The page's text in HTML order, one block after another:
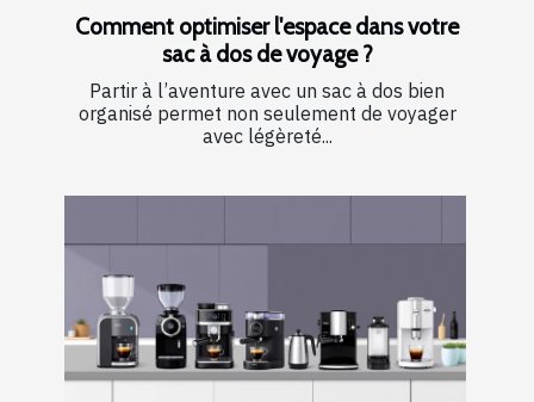
Comment optimiser l'espace dans votre
sac à dos de voyage ?
Partir à l’aventure avec un sac à dos bien
organisé permet non seulement de voyager
avec légèreté...